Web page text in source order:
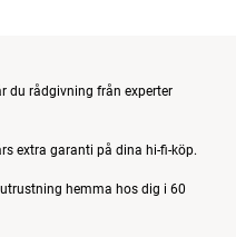
välja precis den för- och
och alla andra fina
i 851E, men har tagits till
dämpat, den massiva
sidorna är av
du rådgivning från experter
extra garanti på dina hi-fi-köp.
hemma hos dig i 60